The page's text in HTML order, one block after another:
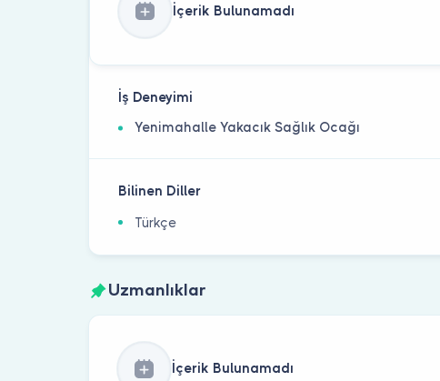
İçerik Bulunamadı
İş Deneyimi
Yenimahalle Yakacık Sağlık Ocağı
Bilinen Diller
Türkçe
Uzmanlıklar
İçerik Bulunamadı